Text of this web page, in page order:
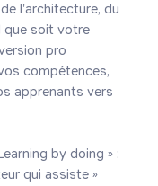
l'architecture, du
que soit votre
pro
compétences,
apprenants vers
by doing » :
qui assiste »